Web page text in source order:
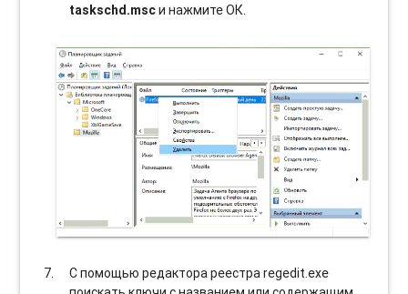
taskschd.mscи нажмите ОК.
С помощью редактора реестра regedit.exe